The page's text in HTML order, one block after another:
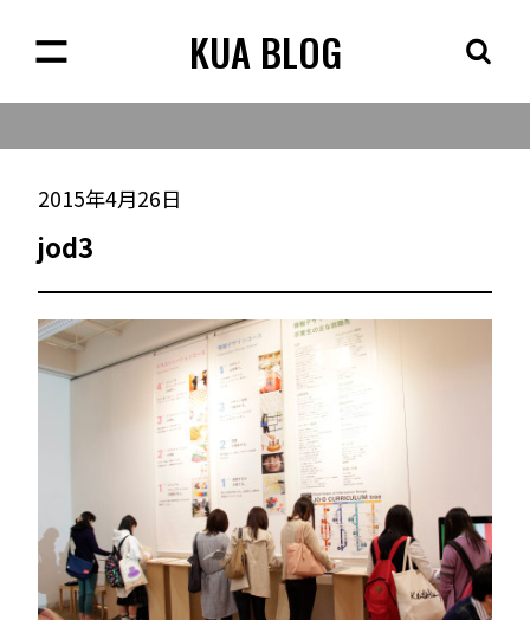
KUA BLOG
2015年4月26日
jod3